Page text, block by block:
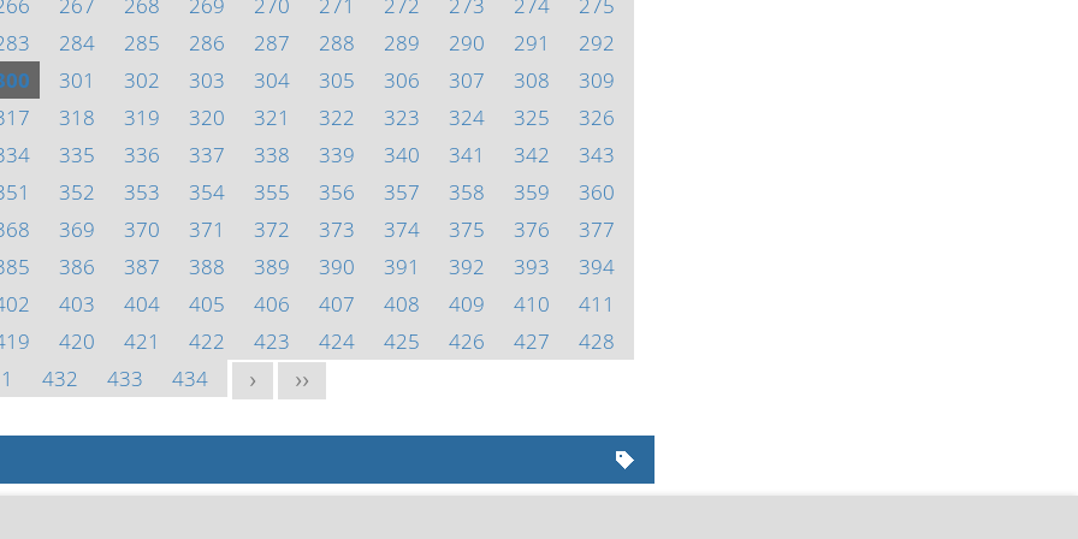
284 285 286 287 288 289 290 291
292
301 302 303 304 305 306 307 308
309
318 319 320 321 322 323 324 325
326
335 336 337 338 339 340 341 342
343
352 353 354 355 356 357 358 359
360
369 370 371 372 373 374 375 376
377
386 387 388 389 390 391 392 393
394
403 404 405 406 407 408 409 410
411
420 421 422 423 424 425 426 427
428
432 433 434 > >>